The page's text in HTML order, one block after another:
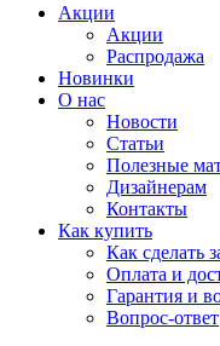
Акции
Акции
Распродажа
Новинки
О нас
Новости
Статьи
Полезные
Дизайнерам
Контакты
Как купить
Как сделать
Оплата и
Гарантия и
Вопрос-ответ